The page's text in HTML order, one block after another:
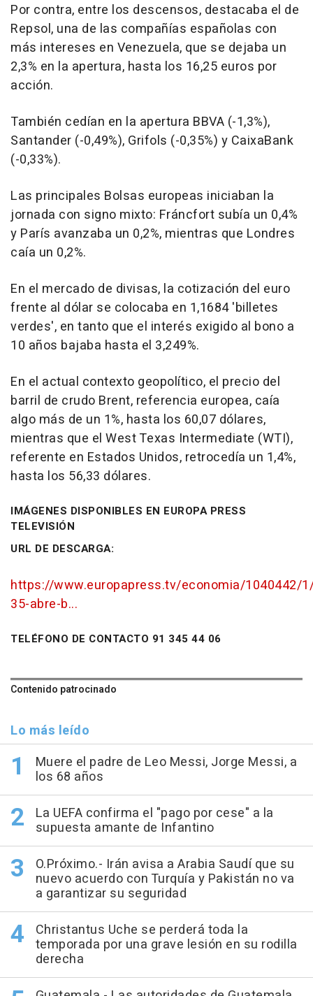
Por contra, entre los descensos, destacaba el de
Repsol, una de las compañías españolas con
más intereses en Venezuela, que se dejaba un
2,3% en la apertura, hasta los 16,25 euros por
acción.
También cedían en la apertura BBVA (-1,3%),
Santander (-0,49%), Grifols (-0,35%) y CaixaBank
(-0,33%).
Las principales Bolsas europeas iniciaban la
jornada con signo mixto: Fráncfort subía un 0,4%
y París avanzaba un 0,2%, mientras que Londres
caía un 0,2%.
En el mercado de divisas, la cotización del euro
frente al dólar se colocaba en 1,1684 'billetes
verdes', en tanto que el interés exigido al bono a
10 años bajaba hasta el 3,249%.
En el actual contexto geopolítico, el precio del
barril de crudo Brent, referencia europea, caía
algo más de un 1%, hasta los 60,07 dólares,
mientras que el West Texas Intermediate (WTI),
referente en Estados Unidos, retrocedía un 1,4%,
hasta los 56,33 dólares.
IMÁGENES DISPONIBLES EN EUROPA PRESS
TELEVISIÓN
URL DE DESCARGA:
https://www.europapress.tv/economia/1040442/
35-abre-b...
TELÉFONO DE CONTACTO 91 345 44 06
Contenido patrocinado
Lo más leído
Muere el padre de Leo Messi, Jorge Messi, a
los 68 años
La UEFA confirma el "pago por cese" a la
supuesta amante de Infantino
O.Próximo.- Irán avisa a Arabia Saudí que su
nuevo acuerdo con Turquía y Pakistán no va
a garantizar su seguridad
Christantus Uche se perderá toda la
temporada por una grave lesión en su rodilla
derecha